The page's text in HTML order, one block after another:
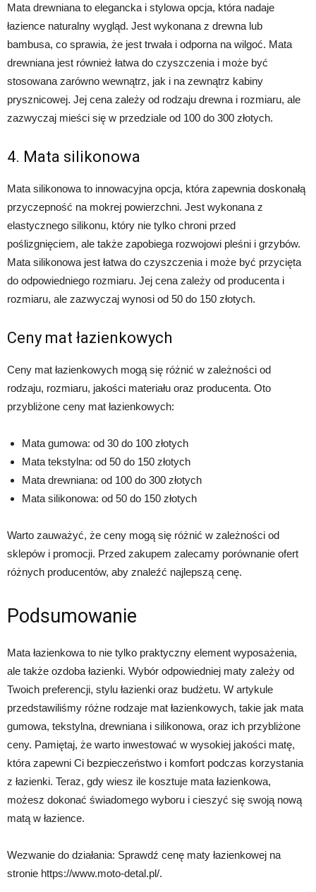
Mata drewniana to elegancka i stylowa opcja, która nadaje
łazience naturalny wygląd. Jest wykonana z drewna lub
bambusa, co sprawia, że jest trwała i odporna na wilgoć. Mata
drewniana jest również łatwa do czyszczenia i może być
stosowana zarówno wewnątrz, jak i na zewnątrz kabiny
prysznicowej. Jej cena zależy od rodzaju drewna i rozmiaru, ale
zazwyczaj mieści się w przedziale od 100 do 300 złotych.
4. Mata silikonowa
Mata silikonowa to innowacyjna opcja, która zapewnia doskonałą
przyczepność na mokrej powierzchni. Jest wykonana z
elastycznego silikonu, który nie tylko chroni przed
poślizgnięciem, ale także zapobiega rozwojowi pleśni i grzybów.
Mata silikonowa jest łatwa do czyszczenia i może być przycięta
do odpowiedniego rozmiaru. Jej cena zależy od producenta i
rozmiaru, ale zazwyczaj wynosi od 50 do 150 złotych.
Ceny mat łazienkowych
Ceny mat łazienkowych mogą się różnić w zależności od
rodzaju, rozmiaru, jakości materiału oraz producenta. Oto
przybliżone ceny mat łazienkowych:
Mata gumowa: od 30 do 100 złotych
Mata tekstylna: od 50 do 150 złotych
Mata drewniana: od 100 do 300 złotych
Mata silikonowa: od 50 do 150 złotych
Warto zauważyć, że ceny mogą się różnić w zależności od
sklepów i promocji. Przed zakupem zalecamy porównanie ofert
różnych producentów, aby znaleźć najlepszą cenę.
Podsumowanie
Mata łazienkowa to nie tylko praktyczny element wyposażenia,
ale także ozdoba łazienki. Wybór odpowiedniej maty zależy od
Twoich preferencji, stylu łazienki oraz budżetu. W artykule
przedstawiliśmy różne rodzaje mat łazienkowych, takie jak mata
gumowa, tekstylna, drewniana i silikonowa, oraz ich przybliżone
ceny. Pamiętaj, że warto inwestować w wysokiej jakości matę,
która zapewni Ci bezpieczeństwo i komfort podczas korzystania
z łazienki. Teraz, gdy wiesz ile kosztuje mata łazienkowa,
możesz dokonać świadomego wyboru i cieszyć się swoją nową
matą w łazience.
Wezwanie do działania: Sprawdź cenę maty łazienkowej na
stronie https://www.moto-detal.pl/.